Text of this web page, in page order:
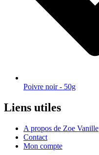
Poivre noir - 50g
Liens utiles
A propos de Zoe Vanille
Contact
Mon compte